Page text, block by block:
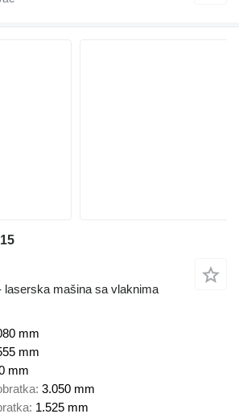
laserska mašina sa vlaknima
mm
mm
mm
3.050 mm
1.525 mm